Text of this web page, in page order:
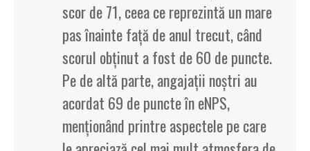
scor de 71, ceea ce reprezintă un mare
pas înainte față de anul trecut, când
scorul obținut a fost de 60 de puncte.
Pe de altă parte, angajații noștri au
acordat 69 de puncte în eNPS,
menționând printre aspectele pe care